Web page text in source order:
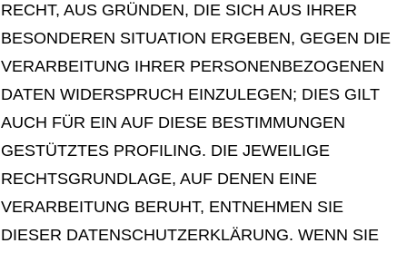
RECHT, AUS GRÜNDEN, DIE SICH AUS IHRER
BESONDEREN SITUATION ERGEBEN, GEGEN DIE
VERARBEITUNG IHRER PERSONENBEZOGENEN
DATEN WIDERSPRUCH EINZULEGEN; DIES GILT
AUCH FÜR EIN AUF DIESE BESTIMMUNGEN
GESTÜTZTES PROFILING. DIE JEWEILIGE
RECHTSGRUNDLAGE, AUF DENEN EINE
VERARBEITUNG BERUHT, ENTNEHMEN SIE
DIESER DATENSCHUTZERKLÄRUNG. WENN SIE